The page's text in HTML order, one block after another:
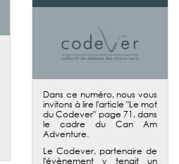
Dans ce numéro, nous vous
invitons à lire l'article "Le mot
du Codever" page 71, dans
le cadre du Can Am
Adventure.
Le Codever, partenaire de
l'évènement y tenait un